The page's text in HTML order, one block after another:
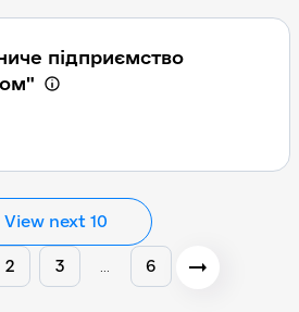
підприємство
View next 10
2 3 6